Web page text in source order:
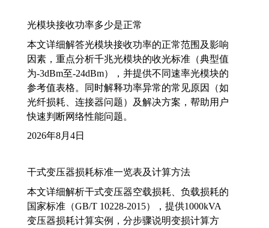
光模块接收功率多少是正常
本文详细解答光模块接收功率的正常范围及影响
因素，重点分析千兆光模块的收光标准（典型值
为-3dBm至-24dBm），并提供不同速率光模块的
参考值表格。同时解释功率异常的常见原因（如
光纤损耗、连接器问题）及解决方案，帮助用户
快速判断网络性能问题。
2026年8月4日
干式变压器损耗标准一览表及计算方法
本文详细解析干式变压器空载损耗、负载损耗的
国家标准（GB/T 10228-2015），提供1000kVA
变压器损耗计算实例，分步骤说明变损计算方